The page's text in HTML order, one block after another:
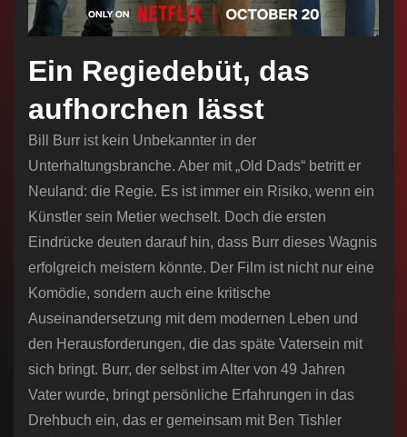
Ein Regiedebüt, das
aufhorchen lässt
Bill Burr ist kein Unbekannter in der
Unterhaltungsbranche. Aber mit „Old Dads“ betritt er
Neuland: die Regie. Es ist immer ein Risiko, wenn ein
Künstler sein Metier wechselt. Doch die ersten
Eindrücke deuten darauf hin, dass Burr dieses Wagnis
erfolgreich meistern könnte. Der Film ist nicht nur eine
Komödie, sondern auch eine kritische
Auseinandersetzung mit dem modernen Leben und
den Herausforderungen, die das späte Vatersein mit
sich bringt. Burr, der selbst im Alter von 49 Jahren
Vater wurde, bringt persönliche Erfahrungen in das
Drehbuch ein, das er gemeinsam mit Ben Tishler